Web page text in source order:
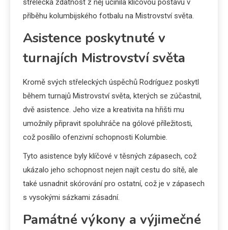
střelecká zdatnost z něj učinila klíčovou postavu v
příběhu kolumbijského fotbalu na Mistrovství světa.
Asistence poskytnuté v
turnajích Mistrovství světa
Kromě svých střeleckých úspěchů Rodríguez poskytl
během turnajů Mistrovství světa, kterých se zúčastnil,
dvě asistence. Jeho vize a kreativita na hřišti mu
umožnily připravit spoluhráče na gólové příležitosti,
což posílilo ofenzivní schopnosti Kolumbie.
Tyto asistence byly klíčové v těsných zápasech, což
ukázalo jeho schopnost nejen najít cestu do sítě, ale
také usnadnit skórování pro ostatní, což je v zápasech
s vysokými sázkami zásadní.
Památné výkony a výjimečné